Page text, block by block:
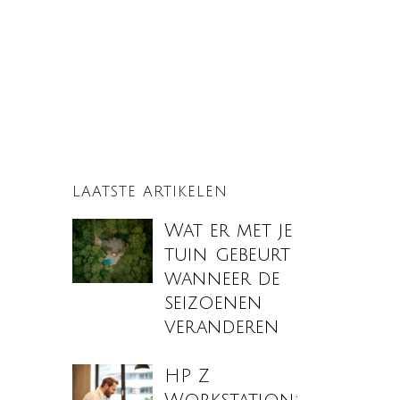
LAATSTE ARTIKELEN
Wat er met je
tuin gebeurt
wanneer de
seizoenen
veranderen
HP Z